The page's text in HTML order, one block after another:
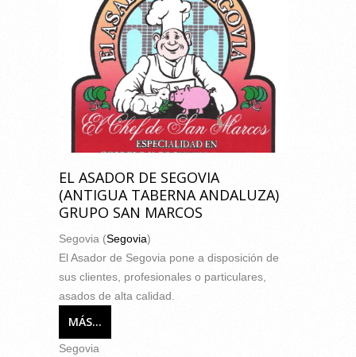
EL ASADOR DE SEGOVIA
(ANTIGUA TABERNA ANDALUZA)
GRUPO SAN MARCOS
Segovia (Segovia)
El Asador de Segovia pone a disposición de
sus clientes, profesionales o particulares,
asados de alta calidad.
MÁS...
Segovia